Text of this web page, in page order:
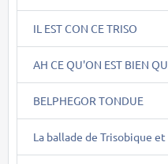
IL EST CON CE TRISO
AH CE QU'ON EST BIEN
BELPHEGOR TONDUE
La ballade de Trisobique et